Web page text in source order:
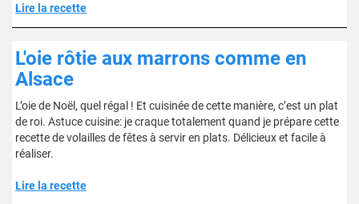
Lire la recette
L'oie rôtie aux marrons comme en
Alsace
L’oie de Noël, quel régal ! Et cuisinée de cette manière, c’est un plat
de roi. Astuce cuisine: je craque totalement quand je prépare cette
recette de volailles de fêtes à servir en plats. Délicieux et facile à
réaliser.
Lire la recette